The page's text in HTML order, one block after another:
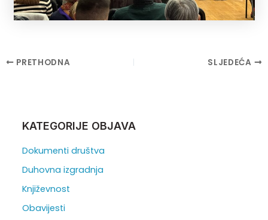
PostPRETHODNA SLJEDEĆA
KATEGORIJE OBJAVA
Dokumenti društva
Duhovna izgradnja
Književnost
Obavijesti